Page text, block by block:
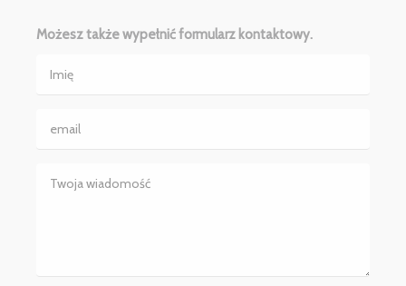
Możesz także wypełnić formularz kontaktowy.